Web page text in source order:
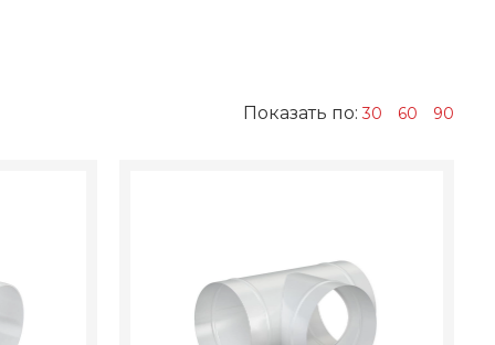
Показать по:30 60 90